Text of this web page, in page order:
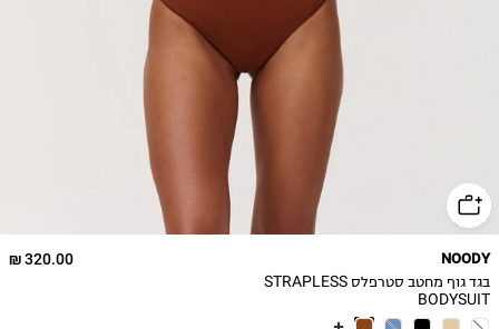
320.00 ₪ NOODY
בגד גוף מחטב סטרפלס STRAPLESS
BODYSUIT